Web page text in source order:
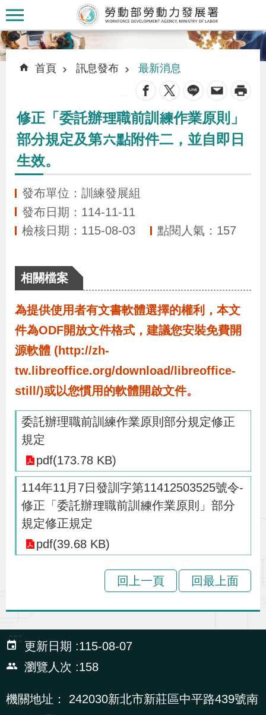
跳到主要內容區塊
認
識
本
訊
息
為
民
服
相
連
:::
::: 首頁 訊息發布 最新消息
修正「委託辦理職前訓練作業原則」
部分規定及第六點附件二，並自即日
生效。
發布單位：訓練發展組
發布日期：114-11-11
檢核日期：115-08-03
點閱人氣：157
相關檔案
為提供使用者有文書軟體選擇的權利，本文
件為ODF開放文件格式，建議您安裝免費開
源軟體 (http://zh-
tw.libreoffice.org/download/libreoffice-
still/)或以您慣用的軟體開啟文件。
委託辦理職前訓練作業原則部分規定修正
規定
pdf(173.78 KB)
114年11月7日發訓字第11412503525號令-
修正「委託辦理職前訓練作業原則」部分
規定修正規定
pdf(39.68 KB)
回上一頁 回最上面
:::
更新日期
115-08-07
瀏覽人次
158
機關地址：
242030新北市新莊區中平路439號南